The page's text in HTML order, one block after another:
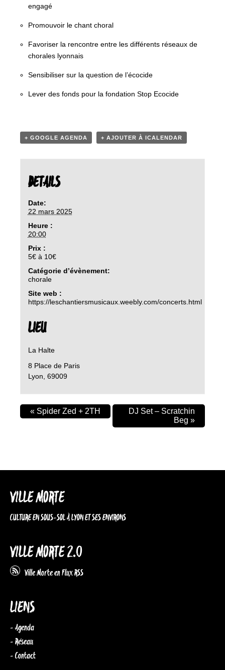
engagé
Promouvoir le chant choral
Favoriser la rencontre entre les différents réseaux de
chorales lyonnais
Sensibiliser sur la question de l’écocide
Lever des fonds pour la fondation Stop Ecocide
+ GOOGLE AGENDA + AJOUTER À ICALENDAR
DETAILS
Date:
22 mars 2025
Heure :
20:00
Prix :
5€ à 10€
Catégorie d’évènement:
chorale
Site web :
https://leschantiersmusicaux.weebly.com/concerts.html
LIEU
La Halte
8 Place de Paris
Lyon 69009
« Spider Zed + 2TH
DJ Set – Scratchin
Beg »
VILLE MORTE
CULTURE EN SOUS-SOL À LYON ET SES ENVIRONS
VILLE MORTE 2.0
Ville Morte en Flux RSS
LIENS
- Agenda
- Réseau
- Contact